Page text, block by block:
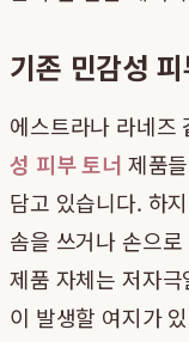
기존 민감성
에스트라나 라네즈
성 피부 토너 제품
담고 있습니다. 하
솜을 쓰거나 손으
제품 자체는 저자
이 발생할 여지가